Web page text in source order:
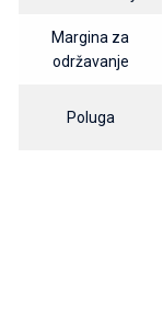
Margina za
održavanje
Poluga